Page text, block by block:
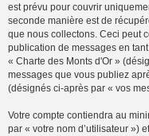
est prévu pour couvrir
seconde manière est de
que nous collectons. Ceci peut
publication de messages en
« Charte des Monts d'Or »
messages que vous publiez
(désignés ci-après par « vos
Votre compte contiendra au
par « votre nom d’utilisateur »)